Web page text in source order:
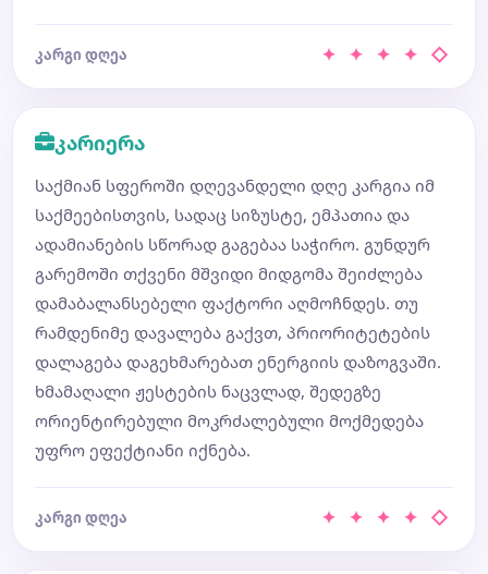
კარგი დღეა ✦ ✦ ✦ ✦ ◇
კარიერა
საქმიან სფეროში დღევანდელი დღე კარგია იმ
საქმეებისთვის, სადაც სიზუსტე, ემპათია და
ადამიანების სწორად გაგებაა საჭირო. გუნდურ
გარემოში თქვენი მშვიდი მიდგომა შეიძლება
დამაბალანსებელი ფაქტორი აღმოჩნდეს. თუ
რამდენიმე დავალება გაქვთ, პრიორიტეტების
დალაგება დაგეხმარებათ ენერგიის დაზოგვაში.
ხმამაღალი ჟესტების ნაცვლად, შედეგზე
ორიენტირებული მოკრძალებული მოქმედება
უფრო ეფექტიანი იქნება.
კარგი დღეა ✦ ✦ ✦ ✦ ◇